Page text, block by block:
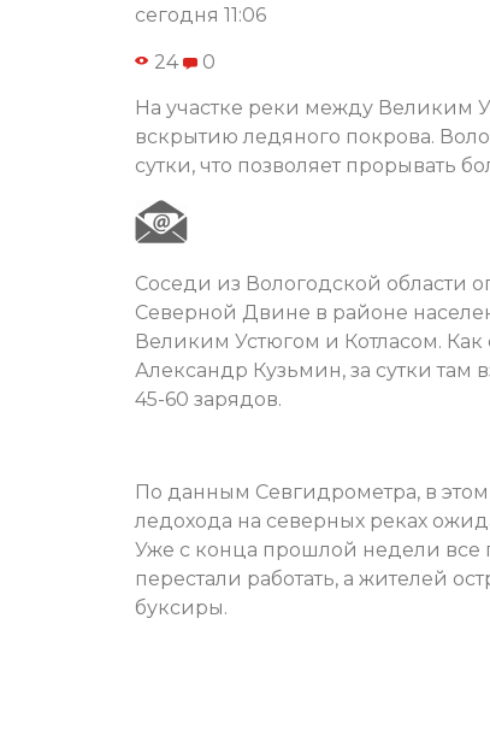
сегодня 11:06
24 0
На участке реки между Великим
вскрытию ледяного покрова.
сутки, что позволяет прорывать
Соседи из Вологодской области
Северной Двине в районе
Великим Устюгом и Котласом.
Александр Кузьмин, за сутки там
45-60 зарядов.
По данным Севгидрометра, в
ледохода на северных реках
Уже с конца прошлой недели
перестали работать, а жителей
буксиры.